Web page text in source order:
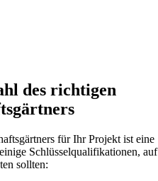
des richtigen
für Ihr Projekt ist eine
Schlüsselqualifikationen, auf
sollten: